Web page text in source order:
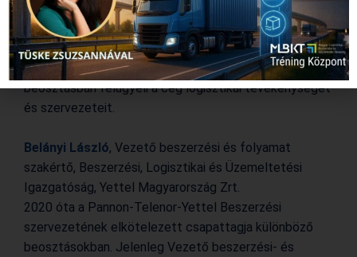
el a Richterben, 2006-tól kezdődően különböző
vezetői pozíciókat töltött be. Foglalkozott
termeléstervezéssel, készletgazdálkodással, felügyelt
beszerzési szervezetet is. Jelenleg igazgatóhelyettes
beosztásban felügyeli a cég logisztikai tevékenységét
és szervezeteit.
Belányi László, Vezető beszerzési és folyamat
szakértő, Beszerzési, Logisztikai és Üzemeltetési
Igazgatóság, Yettel Magyarország Zrt.
2020 óta a Pannon-Telenor-Yettel
Beszerzési
szervezetének elkötelezett csapattagja különböző
beosztásokban. Jelenleg Vezető beszerzési- és